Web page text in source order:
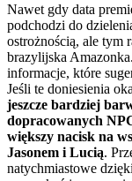
Nawet gdy data
podchodzi do
ostrożnością, ale tym
brazylijska
informacje, które
Jeśli te doniesienia
jeszcze bardziej
dopracowanych
większy nacisk na
Jasonem i Lucią.
natychmiastowe